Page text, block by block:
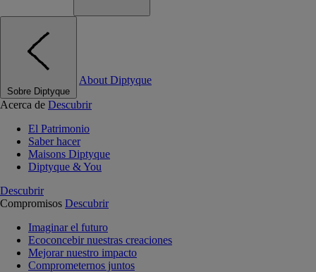
Sobre Diptyque
About Diptyque
Acerca de Descubrir
El Patrimonio
Saber hacer
Maisons Diptyque
Diptyque & You
Descubrir
Compromisos Descubrir
Imaginar el futuro
Ecoconcebir nuestras creaciones
Mejorar nuestro impacto
Comprometernos juntos